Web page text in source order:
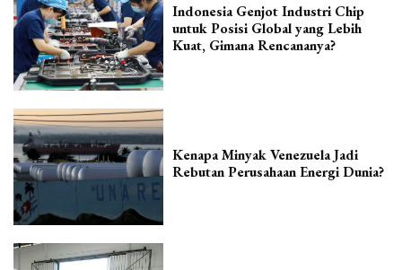
Indonesia Genjot Industri Chip
untuk Posisi Global yang Lebih
Kuat, Gimana Rencananya?
Kenapa Minyak Venezuela Jadi
Rebutan Perusahaan Energi Dunia?